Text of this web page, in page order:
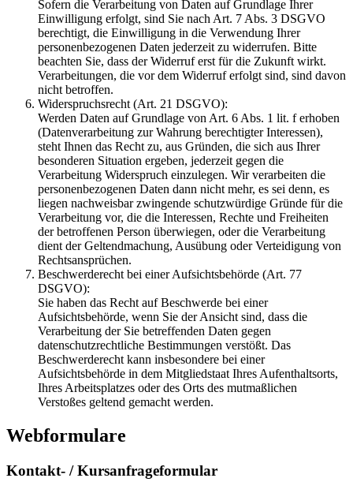
Sofern die Verarbeitung von Daten auf Grundlage Ihrer
Einwilligung erfolgt, sind Sie nach Art. 7 Abs. 3 DSGVO
berechtigt, die Einwilligung in die Verwendung Ihrer
personenbezogenen Daten jederzeit zu widerrufen. Bitte
beachten Sie, dass der Widerruf erst für die Zukunft wirkt.
Verarbeitungen, die vor dem Widerruf erfolgt sind, sind davon
nicht betroffen.
Widerspruchsrecht (Art. 21 DSGVO):
Werden Daten auf Grundlage von Art. 6 Abs. 1 lit. f erhoben
(Datenverarbeitung zur Wahrung berechtigter Interessen),
steht Ihnen das Recht zu, aus Gründen, die sich aus Ihrer
besonderen Situation ergeben, jederzeit gegen die
Verarbeitung Widerspruch einzulegen. Wir verarbeiten die
personenbezogenen Daten dann nicht mehr, es sei denn, es
liegen nachweisbar zwingende schutzwürdige Gründe für die
Verarbeitung vor, die die Interessen, Rechte und Freiheiten
der betroffenen Person überwiegen, oder die Verarbeitung
dient der Geltendmachung, Ausübung oder Verteidigung von
Rechtsansprüchen.
Beschwerderecht bei einer Aufsichtsbehörde (Art. 77
DSGVO):
Sie haben das Recht auf Beschwerde bei einer
Aufsichtsbehörde, wenn Sie der Ansicht sind, dass die
Verarbeitung der Sie betreffenden Daten gegen
datenschutzrechtliche Bestimmungen verstößt. Das
Beschwerderecht kann insbesondere bei einer
Aufsichtsbehörde in dem Mitgliedstaat Ihres Aufenthaltsorts,
Ihres Arbeitsplatzes oder des Orts des mutmaßlichen
Verstoßes geltend gemacht werden.
Webformulare
Kontakt- / Kursanfrageformular